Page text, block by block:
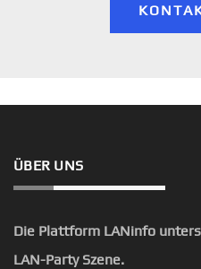
ÜBER UNS
Die Plattform LANinfo
LAN-Party Szene.